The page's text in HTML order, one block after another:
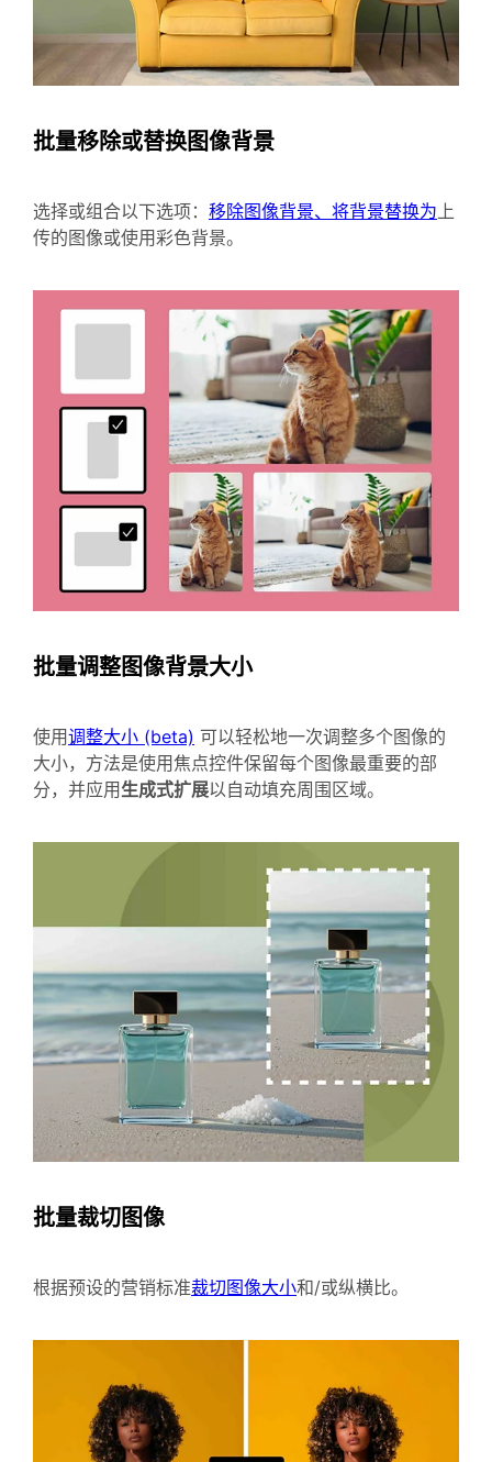
批量移除或替换图像背景
选择或组合以下选项： 移除图像背景、将背景替换为上
传的图像或使用彩色背景。
批量调整图像背景大小
使用调整大小 (beta) 可以轻松地一次调整多个图像的
大小，方法是使用焦点控件保留每个图像最重要的部
分，并应用生成式扩展以自动填充周围区域。
批量裁切图像
根据预设的营销标准裁切图像大小和/或纵横比。